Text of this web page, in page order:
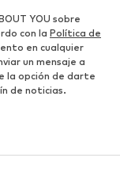
YOU sobre
con la Política de
en cualquier
un mensaje a
la opción de darte
de noticias.